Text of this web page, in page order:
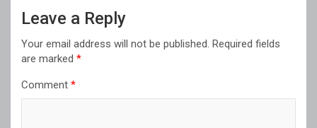
Leave a Reply
Your email address will not be published. Required fields
are marked *
Comment *